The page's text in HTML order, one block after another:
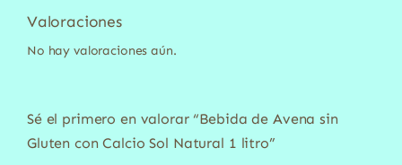
Valoraciones
No hay valoraciones aún.
Sé el primero en valorar “Bebida de Avena sin
Gluten con Calcio Sol Natural 1 litro”